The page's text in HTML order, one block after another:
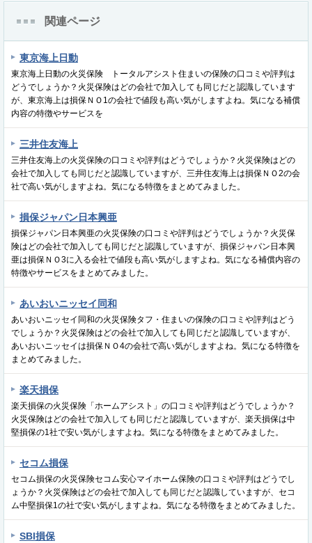
関連ページ
東京海上日動
東京海上日動の火災保険 トータルアシスト住まいの保険の口コミや評判は
どうでしょうか？火災保険はどの会社で加入しても同じだと認識しています
が、東京海上は損保ＮＯ1の会社で値段も高い気がしますよね。気になる補償
内容の特徴やサービスを
三井住友海上
三井住友海上の火災保険の口コミや評判はどうでしょうか？火災保険はどの
会社で加入しても同じだと認識していますが、三井住友海上は損保ＮＯ2の会
社で高い気がしますよね。気になる特徴をまとめてみました。
損保ジャパン日本興亜
損保ジャパン日本興亜の火災保険の口コミや評判はどうでしょうか？火災保
険はどの会社で加入しても同じだと認識していますが、損保ジャパン日本興
亜は損保ＮＯ3に入る会社で値段も高い気がしますよね。気になる補償内容の
特徴やサービスをまとめてみました。
あいおいニッセイ同和
あいおいニッセイ同和の火災保険タフ・住まいの保険の口コミや評判はどう
でしょうか？火災保険はどの会社で加入しても同じだと認識していますが、
あいおいニッセイは損保ＮＯ4の会社で高い気がしますよね。気になる特徴を
まとめてみました。
楽天損保
楽天損保の火災保険「ホームアシスト」の口コミや評判はどうでしょうか？
火災保険はどの会社で加入しても同じだと認識していますが、楽天損保は中
堅損保の1社で安い気がしますよね。気になる特徴をまとめてみました。
セコム損保
セコム損保の火災保険セコム安心マイホーム保険の口コミや評判はどうでし
ょうか？火災保険はどの会社で加入しても同じだと認識していますが、セコ
ム中堅損保1の社で安い気がしますよね。気になる特徴をまとめてみました。
SBI損保